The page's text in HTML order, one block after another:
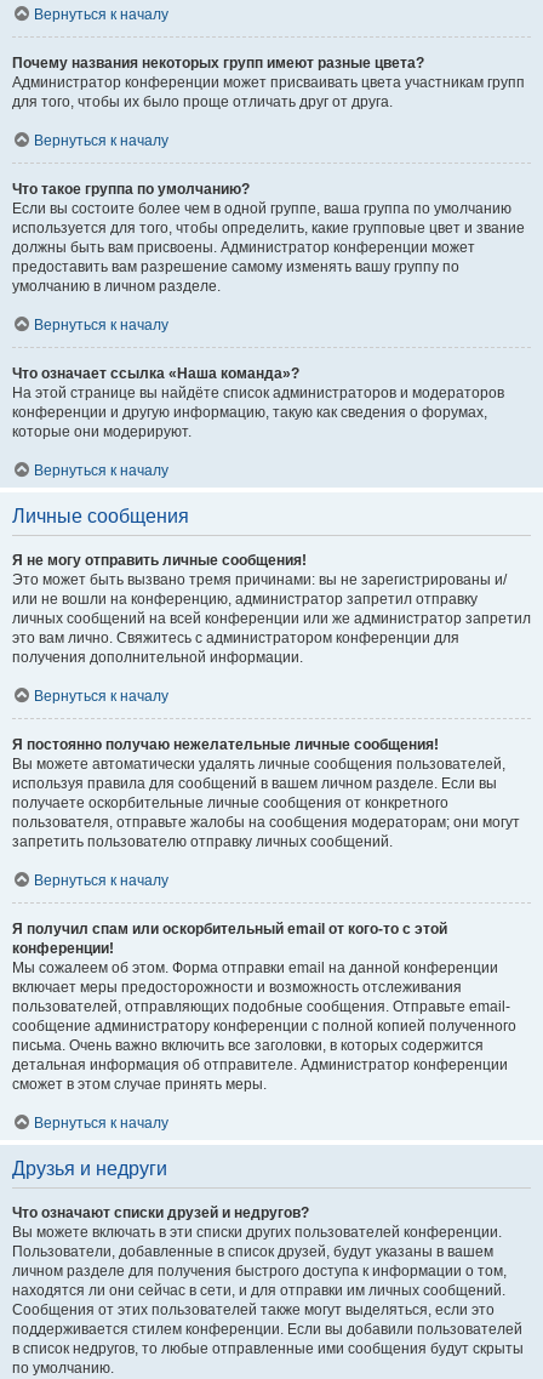
Вернуться к началу
Почему названия некоторых групп имеют разные цвета?
Администратор конференции может присваивать цвета участникам групп
для того, чтобы их было проще отличать друг от друга.
Вернуться к началу
Что такое группа по умолчанию?
Если вы состоите более чем в одной группе, ваша группа по умолчанию
используется для того, чтобы определить, какие групповые цвет и звание
должны быть вам присвоены. Администратор конференции может
предоставить вам разрешение самому изменять вашу группу по
умолчанию в личном разделе.
Вернуться к началу
Что означает ссылка «Наша команда»?
На этой странице вы найдёте список администраторов и модераторов
конференции и другую информацию, такую как сведения о форумах,
которые они модерируют.
Вернуться к началу
Личные сообщения
Я не могу отправить личные сообщения!
Это может быть вызвано тремя причинами: вы не зарегистрированы и/
или не вошли на конференцию, администратор запретил отправку
личных сообщений на всей конференции или же администратор запретил
это вам лично. Свяжитесь с администратором конференции для
получения дополнительной информации.
Вернуться к началу
Я постоянно получаю нежелательные личные сообщения!
Вы можете автоматически удалять личные сообщения пользователей,
используя правила для сообщений в вашем личном разделе. Если вы
получаете оскорбительные личные сообщения от конкретного
пользователя, отправьте жалобы на сообщения модераторам; они могут
запретить пользователю отправку личных сообщений.
Вернуться к началу
Я получил спам или оскорбительный email от кого-то с этой
конференции!
Мы сожалеем об этом. Форма отправки email на данной конференции
включает меры предосторожности и возможность отслеживания
пользователей, отправляющих подобные сообщения. Отправьте email-
сообщение администратору конференции с полной копией полученного
письма. Очень важно включить все заголовки, в которых содержится
детальная информация об отправителе. Администратор конференции
сможет в этом случае принять меры.
Вернуться к началу
Друзья и недруги
Что означают списки друзей и недругов?
Вы можете включать в эти списки других пользователей конференции.
Пользователи, добавленные в список друзей, будут указаны в вашем
личном разделе для получения быстрого доступа к информации о том,
находятся ли они сейчас в сети, и для отправки им личных сообщений.
Сообщения от этих пользователей также могут выделяться, если это
поддерживается стилем конференции. Если вы добавили пользователей
в список недругов, то любые отправленные ими сообщения будут скрыты
по умолчанию.